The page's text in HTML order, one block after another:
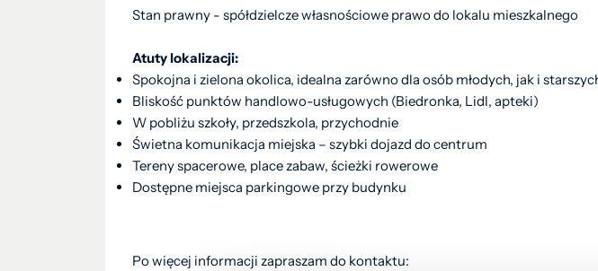
Stan prawny - spółdzielcze własnościowe prawo do lokalu mieszkalnego
Atuty lokalizacji:
Spokojna i zielona okolica, idealna zarówno dla osób młodych, jak i
Bliskość punktów handlowo-usługowych (Biedronka, Lidl, apteki)
W pobliżu szkoły, przedszkola, przychodnie
Świetna komunikacja miejska – szybki dojazd do centrum
Tereny spacerowe, place zabaw, ścieżki rowerowe
Dostępne miejsca parkingowe przy budynku
Po więcej informacji zapraszam do kontaktu: